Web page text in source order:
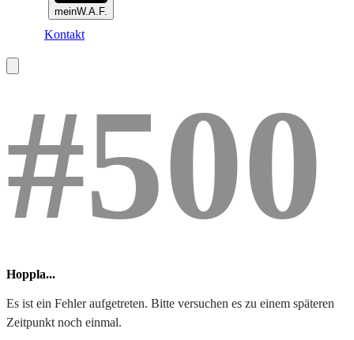
meinW.A.F.
Kontakt
#500
Hoppla...
Es ist ein Fehler aufgetreten. Bitte versuchen es zu einem späteren
Zeitpunkt noch einmal.